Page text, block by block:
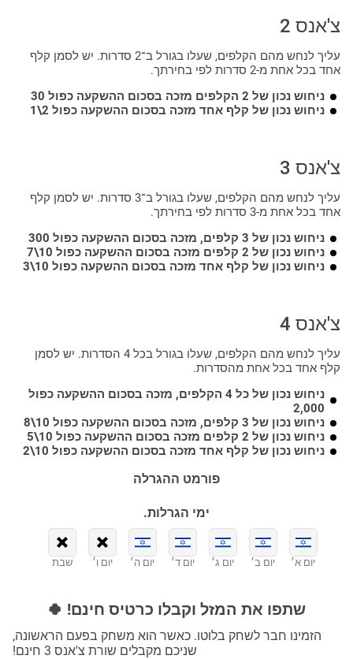
צ'אנס 2
עליך לנחש מהם הקלפים, שעלו בגורל ב־2 סדרות. יש לסמן קלף
אחד בכל אחת מ-2 סדרות לפי בחירתך.
ניחוש נכון של 2 הקלפים מזכה בסכום ההשקעה כפול 30
ניחוש נכון של קלף אחד מזכה בסכום ההשקעה כפול 2\1
צ'אנס 3
עליך לנחש מהם הקלפים, שעלו בגורל ב־3 סדרות. יש לסמן קלף
אחד בכל אחת מ-3 סדרות לפי בחירתך.
ניחוש נכון של 3 קלפים, מזכה בסכום ההשקעה כפול 300
ניחוש נכון של 2 קלפים מזכה בסכום ההשקעה כפול 10\7
ניחוש נכון של קלף אחד מזכה בסכום ההשקעה כפול 10\3
צ'אנס 4
עליך לנחש מהם הקלפים, שעלו בגורל בכל 4 הסדרות. יש לסמן
קלף אחד בכל אחת מהסדרות.
ניחוש נכון של כל 4 הקלפים, מזכה בסכום ההשקעה כפול
2,000
ניחוש נכון של 3 קלפים, מזכה בסכום ההשקעה כפול 10\8
ניחוש נכון של 2 קלפים מזכה בסכום ההשקעה כפול 10\5
ניחוש נכון של קלף אחד מזכה בסכום ההשקעה כפול 10\2
פורמט ההגרלה
ימי הגרלות.
יום א׳ יום ב׳ יום ג׳ יום ד׳ יום ה׳ יום ו׳ שבת
שתפו את המזל וקבלו כרטיס חינם! 🍀
הזמינו חבר לשחק בלוטו. כאשר הוא משחק בפעם הראשונה,
שניכם מקבלים שורת צ'אנס 3 חינם!